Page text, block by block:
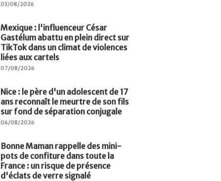
03/08/2026
Mexique : l'influenceur César
Gastélum abattu en plein direct sur
TikTok dans un climat de violences
liées aux cartels
07/08/2026
Nice : le père d'un adolescent de 17
ans reconnaît le meurtre de son fils
sur fond de séparation conjugale
06/08/2026
Bonne Maman rappelle des mini-
pots de confiture dans toute la
France : un risque de présence
d'éclats de verre signalé